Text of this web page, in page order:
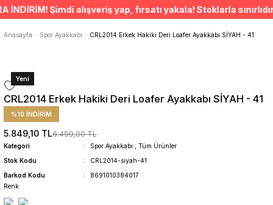
ÜCRETSİZ TESLİMAT İMKANI
SÜRDÜRÜLEBİLİR ÜRÜNLER
Anasayfa
Spor Ayakkabı CRL2014 Erkek Hakiki Deri Loafer Ayakkabı SİYAH - 41
Yeni
CRL2014 Erkek Hakiki Deri Loafer Ayakkabı SİYAH - 41
%10 İNDİRİM
5.849,10 TL6.499,00 TL
Kategori Spor Ayakkabı
Tüm Ürünler
Stok Kodu
CRL2014-siyah-41
Barkod Kodu
8691010384017
Renk
Şimdi alışveriş yap, fırsatı yakala! Stoklarla